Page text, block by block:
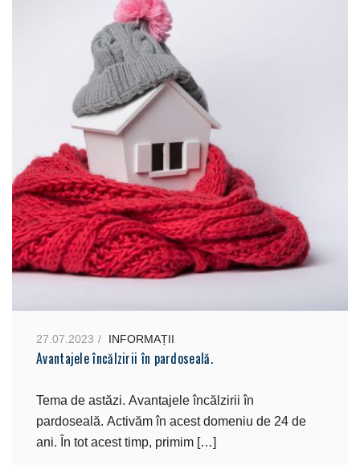
27.07.2023 INFORMAȚII
Avantajele încălzirii în pardoseală.
Tema de astăzi. Avantajele încălzirii în
pardoseală. Activăm în acest domeniu de 24 de
ani. În tot acest timp, primim […]